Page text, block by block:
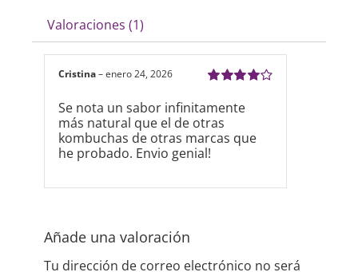
Valoraciones (1)
con4de 5
Cristina–enero 24, 2026
Se nota un sabor infinitamente
más natural que el de otras
kombuchas de otras marcas que
he probado. Envio genial!
Añade una valoración
Tu dirección de correo electrónico no será